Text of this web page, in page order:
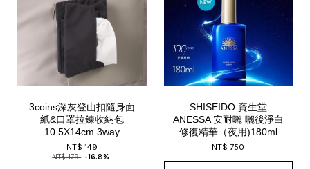
3coins深灰登山扣隨身面
紙&口罩拉鍊收納包
10.5X14cm 3way
NT$ 149
NT$ 179 -16.8%
SHISEIDO 資生堂
ANESSA 安耐曬 曬後淨白
修復精華（夜用)180ml
NT$ 750